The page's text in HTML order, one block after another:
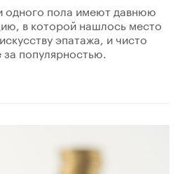
одного пола имеют давнюю
в которой нашлось место
эпатажа, и чисто
популярностью.